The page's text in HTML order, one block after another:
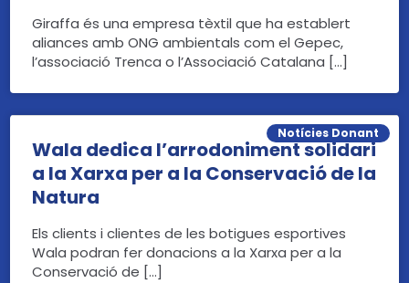
Giraffa és una empresa tèxtil que ha establert
aliances amb ONG ambientals com el Gepec,
l’associació Trenca o l’Associació Catalana […]
Wala dedica l’arrodoniment solidari
a la Xarxa per a la Conservació de la
Natura
Notícies Donant
Els clients i clientes de les botigues esportives
Wala podran fer donacions a la Xarxa per a la
Conservació de […]